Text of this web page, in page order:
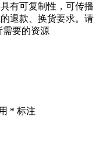
有可复制性，可传播
退款、换货要求。请
需要的资源
* 标注